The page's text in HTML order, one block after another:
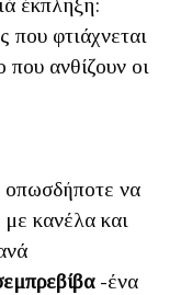
έκπληξη:
φτιάχνεται
ανθίζουν οι
οπωσδήποτε να
με κανέλα και
-ένα